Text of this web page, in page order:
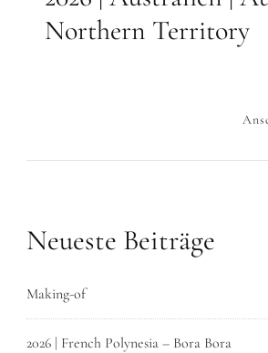
Northern Territory
Neueste Beiträge
Making-of
2026 | French Polynesia – Bora Bora